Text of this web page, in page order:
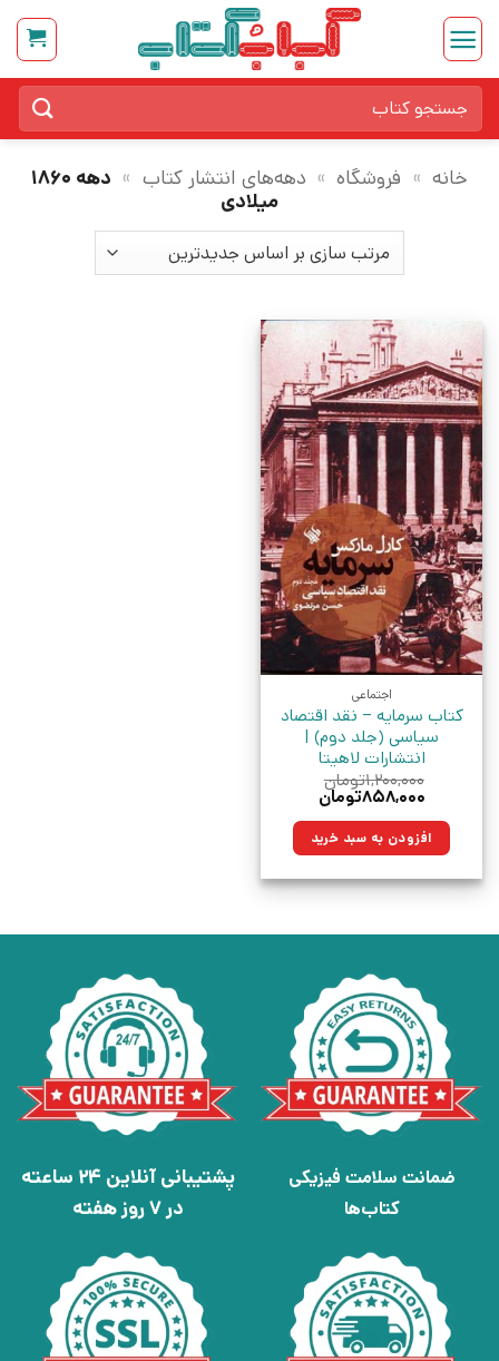
Skip
content
برای:
خانه » فروشگاه » دهه‌های انتشار کتاب »
دهه ۱۸۶۰
میلادی
اجتماعی
کتاب سرمایه – نقد اقتصاد
سیاسی (جلد دوم) |
انتشارات لاهیتا
۱,۲۰۰,۰۰۰تومان
قیمت
۱,۲۰۰,۰۰۰تومان
بود.
۸۵۸,۰۰۰تومان
۸۵۸,۰۰۰تومان.افزودن به سبد خرید
ضمانت سلامت فیزیکی
کتاب‌ها
پشتیبانی آنلاین 24 ساعته
در 7 روز هفته